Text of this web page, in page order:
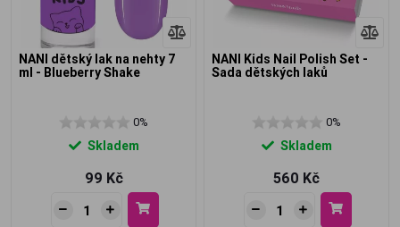
NANI dětský lak na nehty 7
ml - Blueberry Shake
0%
Skladem
99 Kč
NANI Kids Nail Polish Set -
Sada dětských laků
0%
Skladem
560 Kč